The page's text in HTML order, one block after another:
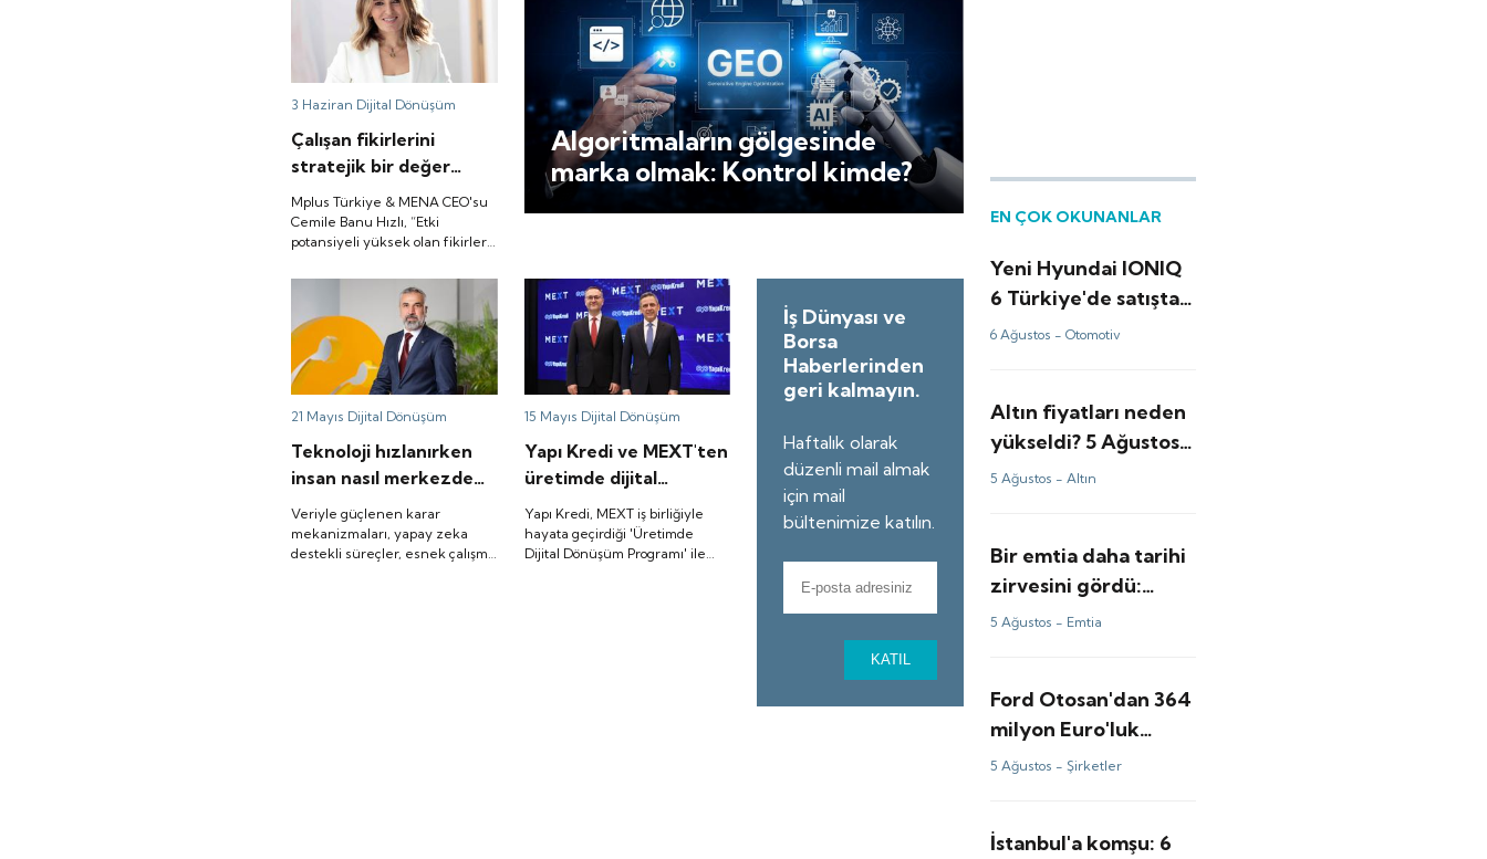
FrostFlux, Excalibur donanımının
ısıya bağlı hız kaybını
sınırlayarak üretim işlerinde
sürekliliği destekler.
eleştirmenler bilim kurgu
filmlerindeki kıyamet
senaryolarına benzer durumlar
için uyarıda bulunuyor.
3 Haziran Dijital Dönüşüm
Çalışan fikirlerini
stratejik bir değer
olarak konumlandırıyor
Mplus Türkiye & MENA CEO'su
Cemile Banu Hızlı, “Etki
potansiyeli yüksek olan fikirler,
dönüştürülerek hayata
geçiriliyor. Böylece
çalışanlarımızın sahadan
edindiği deneyim ve içgörüler,
doğrudan iş süreçlerini
dönüştüren somut çözümler
Algoritmaların gölgesinde
marka olmak: Kontrol kimde?
21 Mayıs Dijital Dönüşüm
Teknoloji hızlanırken
insan nasıl merkezde
kalıyor?
Veriyle güçlenen karar
mekanizmaları, yapay zeka
destekli süreçler, esnek çalışma
15 Mayıs Dijital Dönüşüm
Yapı Kredi ve MEXT'ten
üretimde dijital
dönüşüme güçlü
destek
Yapı Kredi, MEXT iş birliğiyle
hayata geçirdiği 'Üretimde
Dijital Dönüşüm Programı' ile
İş Dünyası ve
Borsa
Haberlerinden
geri kalmayın.
Haftalık olarak
düzenli mail almak
için mail
bültenimize katılın.
KATIL
EN ÇOK OKUNANLAR
Yeni Hyundai IONIQ
6 Türkiye'de satışta:
İşte fiyatı
6 Ağustos - Otomotiv
Altın fiyatları neden
yükseldi? 5 Ağustos
altın analizi
5 Ağustos - Altın
Bir emtia daha tarihi
zirvesini gördü:
Uzman isim
5 Ağustos - Emtia
Ford Otosan'dan 364
milyon Euro'luk
yatırım hamlesi
5 Ağustos - Şirketler
İstanbul'a komşu: 6